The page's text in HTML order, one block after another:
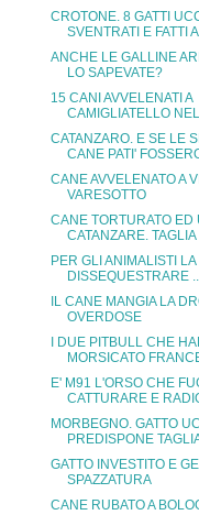
CROTONE. 8 GATTI
SVENTRATI E FATTI
ANCHE LE GALLINE
LO SAPEVATE?
15 CANI AVVELENATI A
CAMIGLIATELLO
CATANZARO. E SE LE
CANE PATI'
CANE AVVELENATO A
VARESOTTO
CANE TORTURATO ED
CATANZARE. TAGLIA
PER GLI ANIMALISTI
DISSEQUESTRARE
IL CANE MANGIA LA
OVERDOSE
I DUE PITBULL CHE
MORSICATO
E' M91 L'ORSO CHE
CATTURARE E
MORBEGNO. GATTO
PREDISPONE
GATTO INVESTITO E
SPAZZATURA
CANE RUBATO A